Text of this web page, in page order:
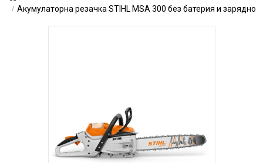
Акумулаторна резачка STIHL MSA 300 без батерия и зарядно